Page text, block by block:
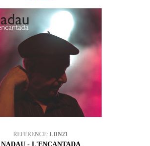
REFERENCE: LDN21
NADAU - L'ENCANTADA